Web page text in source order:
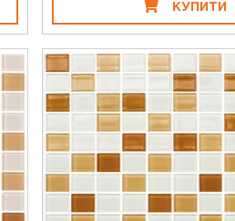
КУПИТИ